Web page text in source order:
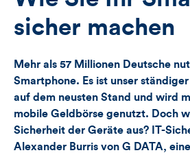
Views,
und
Kommentare
dieses
sicher machen
Mehr als 57 Millionen Deutsche
Smartphone. Es ist unser
auf dem neusten Stand und wird
mobile Geldbörse genutzt. Doch
Sicherheit der Geräte aus? IT-
Alexander Burris von G DATA,